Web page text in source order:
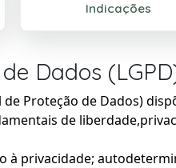
Indicações
Dados
de Proteção de Dados)
de
à privacidade;